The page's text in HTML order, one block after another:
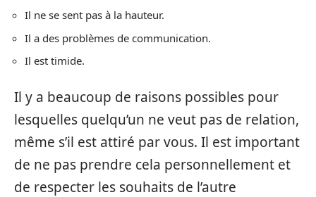
Il ne se sent pas à la hauteur.
Il a des problèmes de communication.
Il est timide.
Il y a beaucoup de raisons possibles pour
lesquelles quelqu’un ne veut pas de relation,
même s’il est attiré par vous. Il est important
de ne pas prendre cela personnellement et
de respecter les souhaits de l’autre